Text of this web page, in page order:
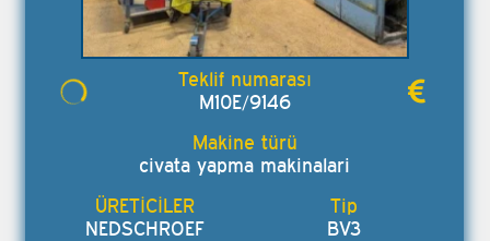
M10E/9146
civata yapma makinalari
NEDSCHROEF BV3